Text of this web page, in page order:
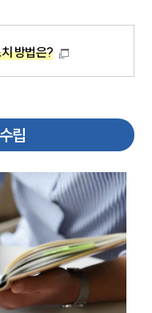
방법은?
립